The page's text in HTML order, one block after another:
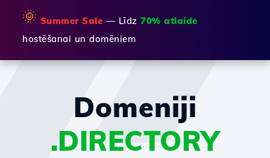
🌞 Summer Sale — Līdz 70% atlaide
hostēšanai un domēniem
Domeniji
.DIRECTORY